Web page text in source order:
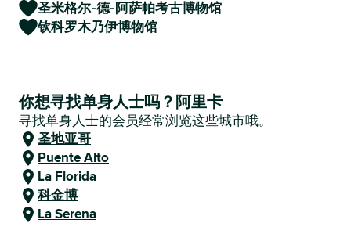
圣米格尔-德-阿萨帕考古博物馆
钦科罗木乃伊博物馆
你想寻找单身人士吗？阿里卡
寻找单身人士的会员经常浏览这些城市哦。
圣地亚哥
Puente Alto
La Florida
科金博
La Serena